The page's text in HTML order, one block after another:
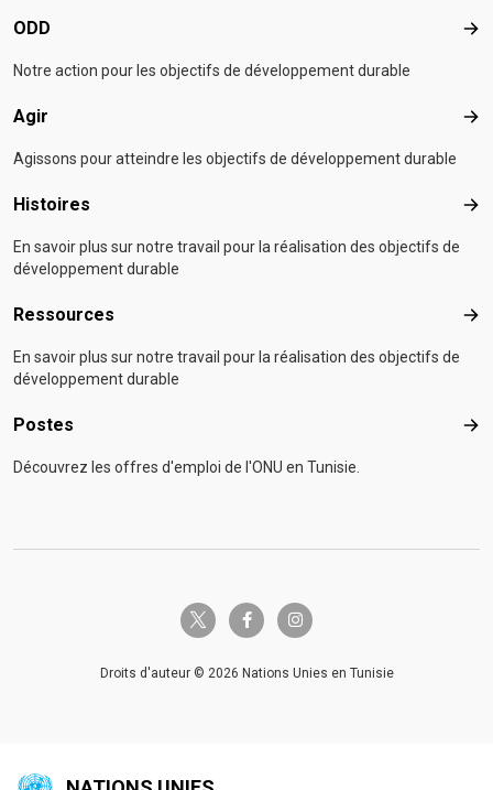
ODD
Notre action pour les objectifs de développement durable
Agir Agir
Agissons pour atteindre les objectifs de développement durable
Histoires
En savoir plus sur notre travail pour la réalisation des objectifs de
développement durable
Ressources
En savoir plus sur notre travail pour la réalisation des objectifs de
développement durable
Postes
Découvrez les offres d'emploi de l'ONU en Tunisie.
twitter-x facebook-finstagram
Droits d'auteur © 2026 Nations Unies en Tunisie